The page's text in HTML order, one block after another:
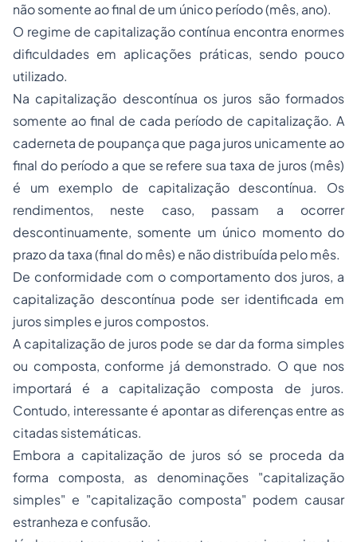
não somente ao final de um único período (mês, ano).
O regime de capitalização contínua encontra enormes
dificuldades em aplicações práticas, sendo pouco
utilizado.
Na capitalização descontínua os juros são formados
somente ao final de cada período de capitalização. A
caderneta de poupança que paga juros unicamente ao
final do período a que se refere sua taxa de juros (mês)
é um exemplo de capitalização descontínua. Os
rendimentos, neste caso, passam a ocorrer
descontinuamente, somente um único momento do
prazo da taxa (final do mês) e não distribuída pelo mês.
De conformidade com o comportamento dos juros, a
capitalização descontínua pode ser identificada em
juros simples e juros compostos.
A capitalização de juros pode se dar da forma simples
ou composta, conforme já demonstrado. O que nos
importará é a capitalização composta de juros.
Contudo, interessante é apontar as diferenças entre as
citadas sistemáticas.
Embora a capitalização de juros só se proceda da
forma composta, as denominações "capitalização
simples" e "capitalização composta" podem causar
estranheza e confusão.